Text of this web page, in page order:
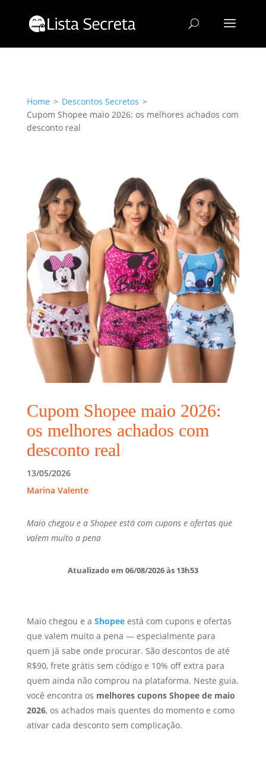
Home > Descontos Secretos >
Cupom Shopee maio 2026: os melhores achados com
desconto real
Cupom Shopee maio 2026:
os melhores achados com
desconto real
13/05/2026
Marina Valente
Maio chegou e a Shopee está com cupons e ofertas que
valem muito a pena
Atualizado em 06/08/2026 às 13h53
Maio chegou e a Shopeeestá com cupons e ofertas
que valem muito a pena — especialmente para
quem já sabe onde procurar. São descontos de até
R$90, frete grátis sem código e 10% off extra para
quem ainda não comprou na plataforma. Neste guia,
você encontra os melhores cupons Shopee de maio
2026, os achados mais quentes do momento e como
ativar cada desconto sem complicação.